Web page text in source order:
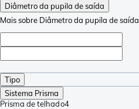
Diâmetro da pupila de saída
Mais sobre Diâmetro da pupila de saída
Tipo
Sistema Prisma
Prisma de telhado4